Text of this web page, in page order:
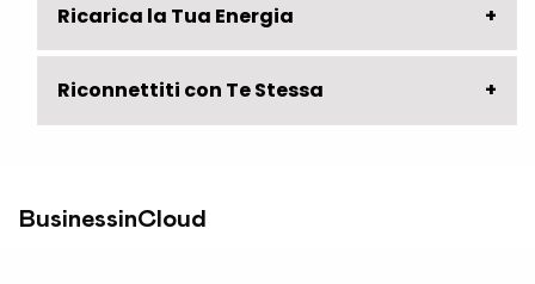
Ricarica la Tua Energia
Riconnettiti con Te Stessa
BusinessinCloud